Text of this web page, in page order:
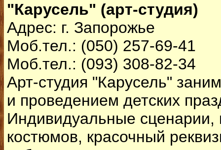
"Карусель" (арт-студия)
Адрес: г. Запорожье
Моб.тел.: (050) 257-69-41
Моб.тел.: (093) 308-82-34
Арт-студия "Карусель"
и проведением детских
Индивидуальные сценарии,
костюмов, красочный